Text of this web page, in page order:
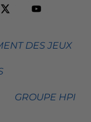
DES JEUX
GROUPE HPI